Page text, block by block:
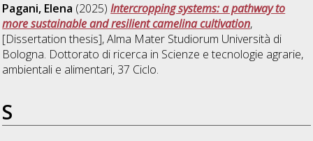
Pagani, Elena (2025)Intercropping systems: a pathway to
more sustainable and resilient camelina cultivation,
[Dissertation thesis], Alma Mater Studiorum Università di
Bologna. Dottorato di ricerca in Scienze e tecnologie agrarie,
ambientali e alimentari, 37 Ciclo.
S